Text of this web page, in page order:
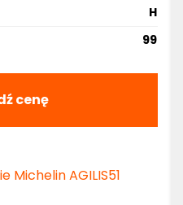
H
99
cenę
Michelin AGILIS51